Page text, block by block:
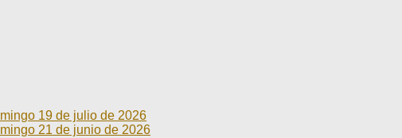
19 de julio de 2026
21 de junio de 2026